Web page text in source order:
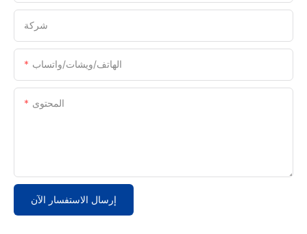
شركة
الهاتف/ويشات/واتساب
المحتوى
إرسال الاستفسار الآن